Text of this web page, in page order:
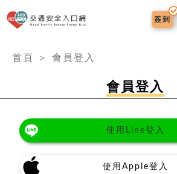
交通安全簽到
首頁
＞ 會員登入
會員登入
使用Line登入
使用Apple登入